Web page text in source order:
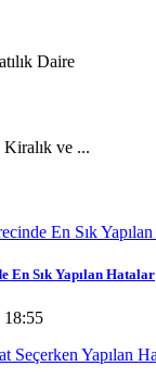
Daire
ve ...
En Sık Yapılan Hatalar
18:55